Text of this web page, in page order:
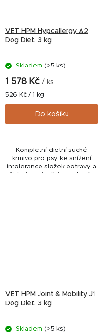
VET HPM Hypoallergy A2
Dog Diet, 3 kg
Skladem (>5 ks)
1 578 Kč / ks
Měrná
cena:
526 Kč / 1 kg
Do košíku
Kompletní dietní suché
krmivo pro psy ke snížení
intolerance složek potravy a
VET HPM Joint & Mobility J1
Dog Diet, 3 kg
Skladem (>5 ks)